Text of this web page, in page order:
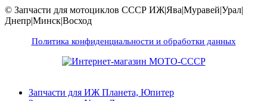
© Запчасти для мотоциклов СССР ИЖ|Ява|Муравей|Урал|
Днепр|Минск|Восход
Политика конфиденциальности и обработки данных
Запчасти для ИЖ Планета, Юпитер